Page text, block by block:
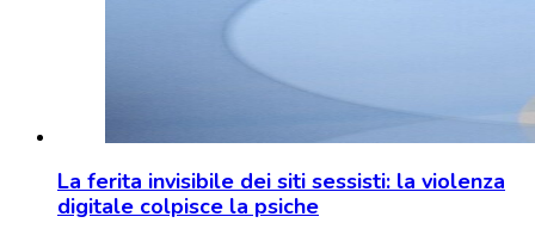
La ferita invisibile dei siti sessisti: la violenza
digitale colpisce la psiche